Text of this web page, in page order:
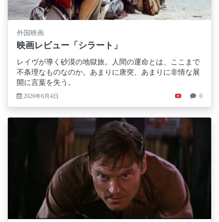
外国映画
映画レビュー「シラート」
レイヴが導く砂漠の地獄旅。人間の運命とは、ここまで
不条理なものなのか。あまりに唐突、あまりに非情な展
開に言葉を失う。
2026年6月4日 0